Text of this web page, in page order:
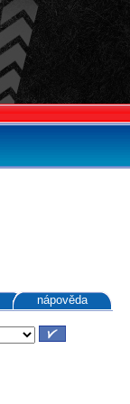
nápověda